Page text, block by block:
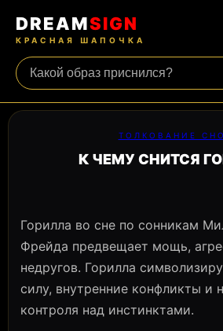
DREAMSIGN
КРАСНАЯ ШАПОЧКА
ТОЛКОВАНИЕ
К ЧЕМУ СНИТСЯ
Горилла во сне по сонникам
Фрейда предвещает мощь,
недругов. Горилла
силу, внутренние конфликты и
контроля над инстинктами.